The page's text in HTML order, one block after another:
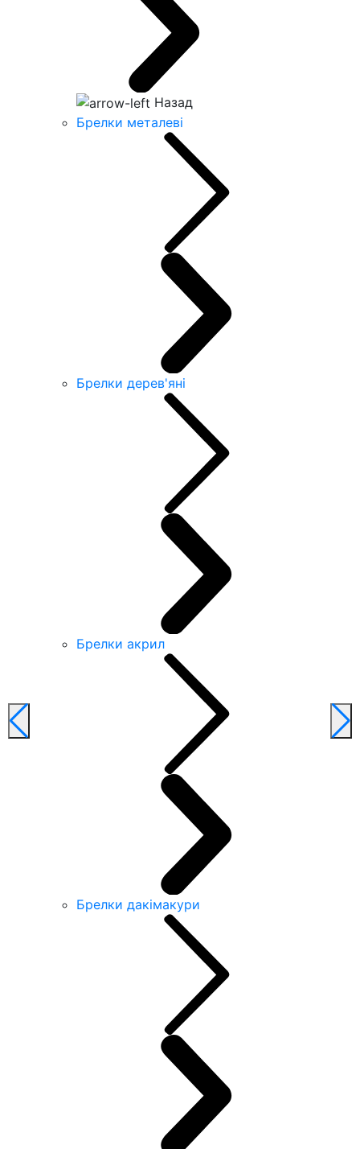
Назад
Брелки металеві
Брелки дерев'яні
Брелки акрил
Брелки дакімакури